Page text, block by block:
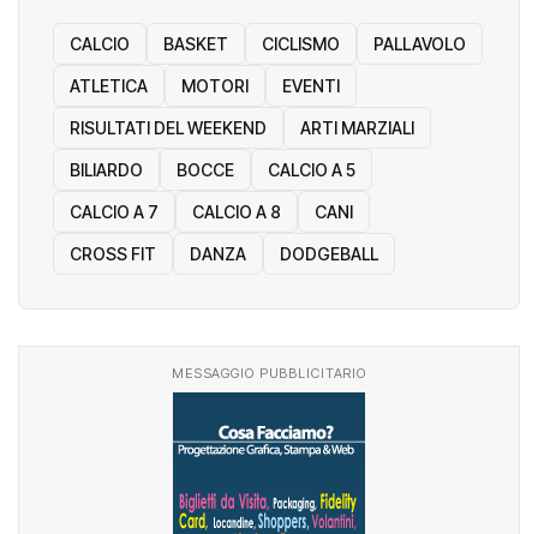
CALCIO BASKET CICLISMO PALLAVOLO
ATLETICA MOTORI EVENTI
RISULTATI DEL WEEKEND ARTI MARZIALI
BILIARDO BOCCE CALCIO A 5
CALCIO A 7 CALCIO A 8 CANI
CROSS FIT DANZA DODGEBALL
MESSAGGIO PUBBLICITARIO